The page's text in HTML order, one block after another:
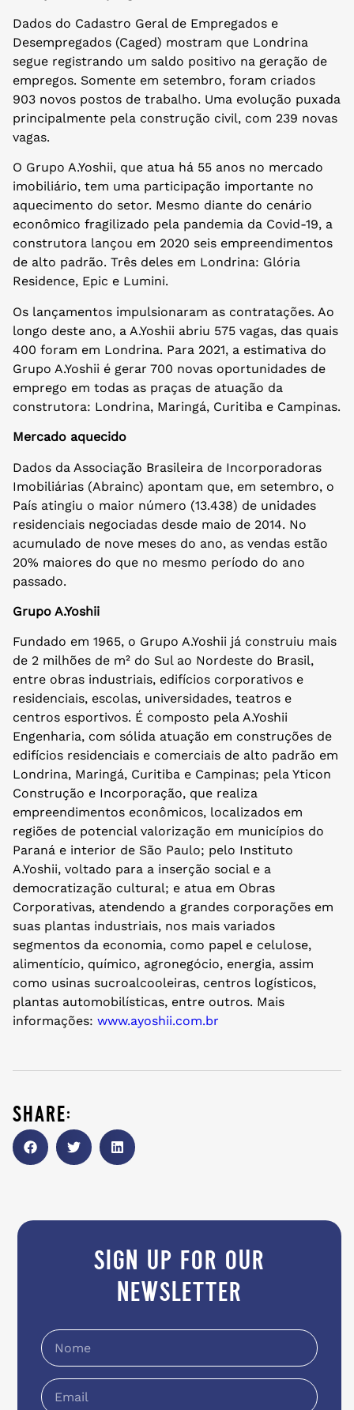
Dados do Cadastro Geral de Empregados e
Desempregados (Caged) mostram que Londrina
segue registrando um saldo positivo na geração de
empregos. Somente em setembro, foram criados
903 novos postos de trabalho. Uma evolução puxada
principalmente pela construção civil, com 239 novas
vagas.
O Grupo A.Yoshii, que atua há 55 anos no mercado
imobiliário, tem uma participação importante no
aquecimento do setor. Mesmo diante do cenário
econômico fragilizado pela pandemia da Covid-19, a
construtora lançou em 2020 seis empreendimentos
de alto padrão. Três deles em Londrina: Glória
Residence, Epic e Lumini.
Os lançamentos impulsionaram as contratações. Ao
longo deste ano, a A.Yoshii abriu 575 vagas, das quais
400 foram em Londrina. Para 2021, a estimativa do
Grupo A.Yoshii é gerar 700 novas oportunidades de
emprego em todas as praças de atuação da
construtora: Londrina, Maringá, Curitiba e Campinas.
Mercado aquecido
Dados da Associação Brasileira de Incorporadoras
Imobiliárias (Abrainc) apontam que, em setembro, o
País atingiu o maior número (13.438) de unidades
residenciais negociadas desde maio de 2014. No
acumulado de nove meses do ano, as vendas estão
20% maiores do que no mesmo período do ano
passado.
Grupo A.Yoshii
Fundado em 1965, o Grupo A.Yoshii já construiu mais
de 2 milhões de m² do Sul ao Nordeste do Brasil,
entre obras industriais, edifícios corporativos e
residenciais, escolas, universidades, teatros e
centros esportivos. É composto pela A.Yoshii
Engenharia, com sólida atuação em construções de
edifícios residenciais e comerciais de alto padrão em
Londrina, Maringá, Curitiba e Campinas; pela Yticon
Construção e Incorporação, que realiza
empreendimentos econômicos, localizados em
regiões de potencial valorização em municípios do
Paraná e interior de São Paulo; pelo Instituto
A.Yoshii, voltado para a inserção social e a
democratização cultural; e atua em Obras
Corporativas, atendendo a grandes corporações em
suas plantas industriais, nos mais variados
segmentos da economia, como papel e celulose,
alimentício, químico, agronegócio, energia, assim
como usinas sucroalcooleiras, centros logísticos,
plantas automobilísticas, entre outros. Mais
informações: www.ayoshii.com.br
share:
sign up for our
newsletter